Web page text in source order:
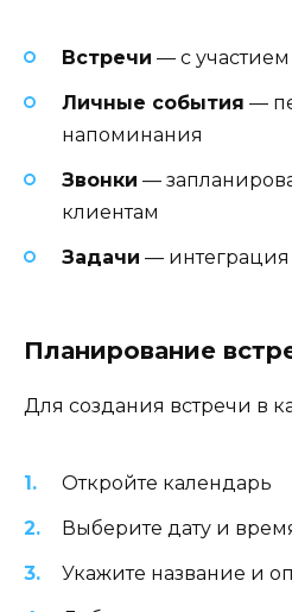
Встречи — с
Личные события —
напоминания
Звонки —
клиентам
Задачи — интеграция
Планирование
Для создания встречи в
Откройте календарь
Выберите дату и
Укажите название и